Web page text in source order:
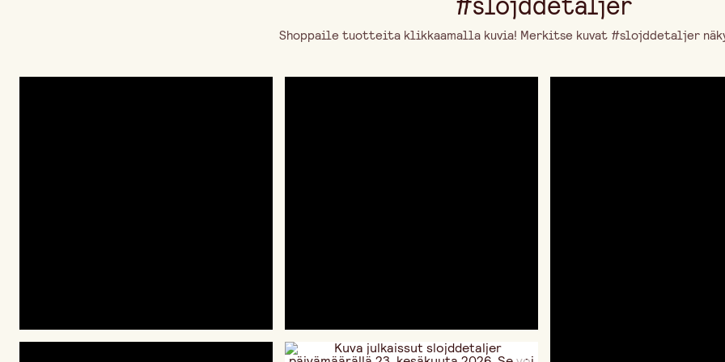
Shoppaile tuotteita klikkaamalla kuvia! Merkitse kuvat #slojddetaljer